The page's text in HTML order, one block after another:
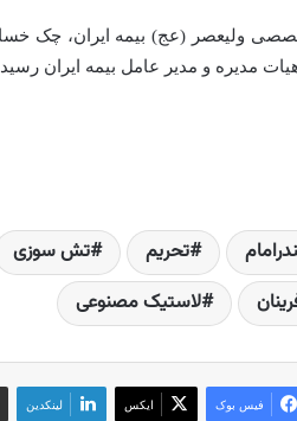
مدیره و مدیر عامل بیمه ایران
تحریم‌ تش سوزی
لاستیک مصنوعی
فیس بوک ایکس لینکدین